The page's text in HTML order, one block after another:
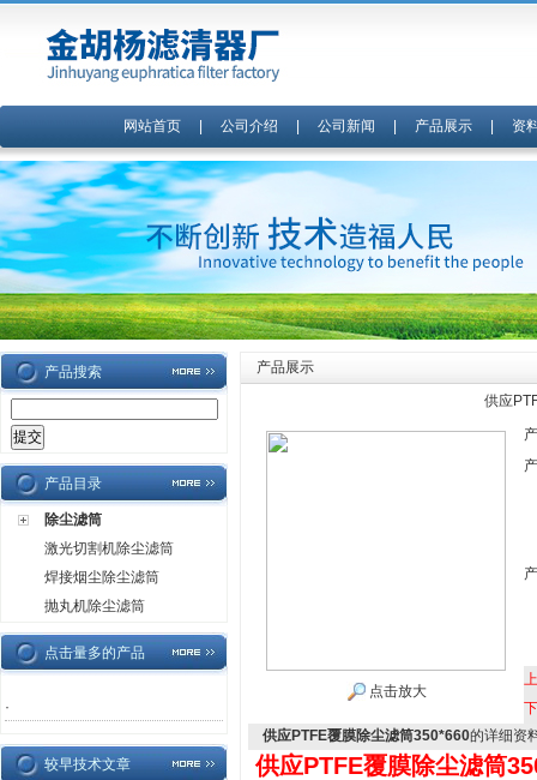
网站首页| 公司介绍 公司新闻 产品展示| 资
产品搜索
产品目录
除尘滤筒
激光切割机除尘滤筒
焊接烟尘除尘滤筒
抛丸机除尘滤筒
点击量多的产品
·
较早技术文章
产品展示
供应
点击放大
供应PTFE覆膜除尘滤筒350*660的详细资
供应PTFE覆膜除尘滤筒